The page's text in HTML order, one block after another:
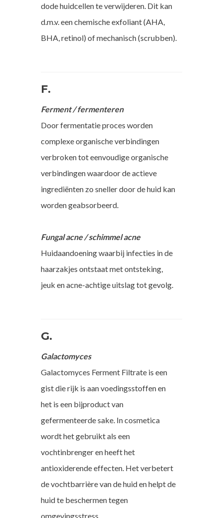
dode huidcellen te verwijderen. Dit kan
d.m.v. een chemische exfoliant (AHA,
BHA, retinol) of mechanisch (scrubben).
F.
Ferment / fermenteren
Door fermentatie proces worden
complexe organische verbindingen
verbroken tot eenvoudige organische
verbindingen waardoor de actieve
ingrediënten zo sneller door de huid kan
worden geabsorbeerd.
Fungal acne / schimmel acne
Huidaandoening waarbij infecties in de
haarzakjes ontstaat met ontsteking,
jeuk en acne-achtige uitslag tot gevolg.
G.
Galactomyces
Galactomyces Ferment Filtrate is een
gist die rijk is aan voedingsstoffen en
het is een bijproduct van
gefermenteerde sake. In cosmetica
wordt het gebruikt als een
vochtinbrenger en heeft het
antioxiderende effecten. Het verbetert
de vochtbarrière van de huid en helpt de
huid te beschermen tegen
omgevingsstress.